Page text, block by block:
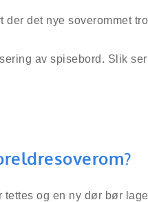
av spisebord. Slik
og en ny dør bør